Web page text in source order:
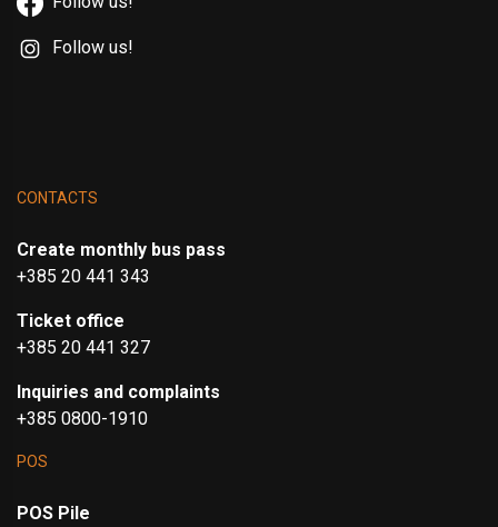
Follow us!
CONTACTS
Create monthly bus pass
+385 20 441 343
Ticket office
+385 20 441 327
Inquiries and complaints
+385 0800-1910
POS
POS Pile